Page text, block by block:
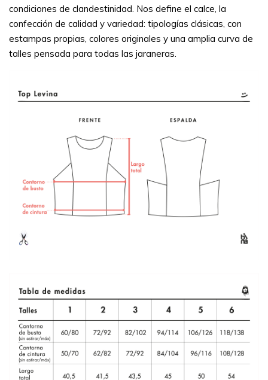
condiciones de clandestinidad. Nos define el calce, la
confección de calidad y variedad: tipologías clásicas, con
estampas propias, colores originales y una amplia curva de
talles pensada para todas las jaraneras.